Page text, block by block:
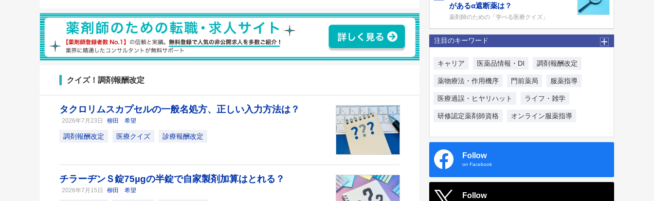
クイズ！調剤報酬改定
タクロリムスカプセルの一般名処方、正しい入力方法は？
2026年7月23日 柳田 希望
調剤報酬改定 医療クイズ 診療報酬改定
チラーヂンＳ錠75µgの半錠で自家製剤加算はとれる？
2026年7月15日 柳田 希望
があるα遮断薬は？
薬剤師のための「学べる医療クイズ」
注目のキーワード
キャリア 医薬品情報・DI 調剤報酬改定
薬物療法・作用機序 門前薬局 服薬指導
医療過誤・ヒヤリハット ライフ・雑学
研修認定薬剤師資格 オンライン服薬指導
Follow
on Facebook
Follow